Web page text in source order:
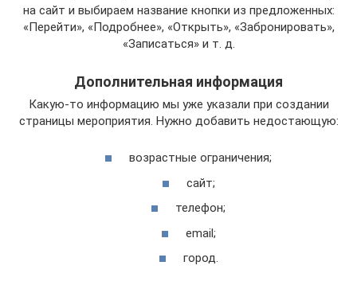
на сайт и выбираем название кнопки из предложенных:
«Перейти», «Подробнее», «Открыть», «Забронировать»,
«Записаться» и т. д.
Дополнительная информация
Какую-то информацию мы уже указали при создании
страницы мероприятия. Нужно добавить недостающую:
возрастные ограничения;
сайт;
телефон;
email;
город.